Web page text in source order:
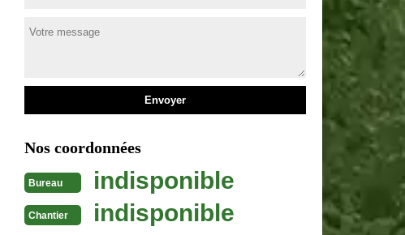
Nos coordonnées
Bureau indisponible
Chantier indisponible